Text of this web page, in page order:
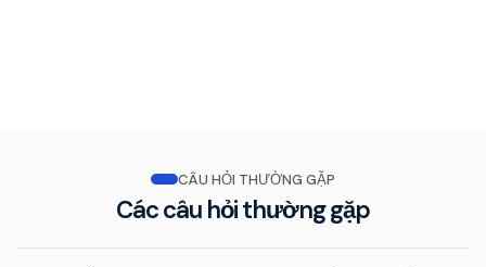
CÂU HỎI THƯỜNG GẶP
Các câu hỏi thường gặp